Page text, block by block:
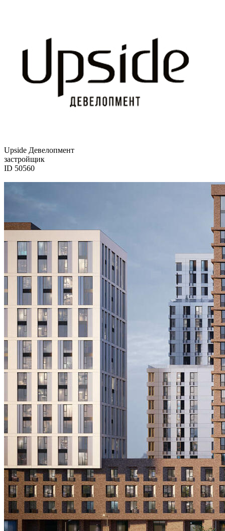
Upside Девелопмент
застройщик
ID 50560